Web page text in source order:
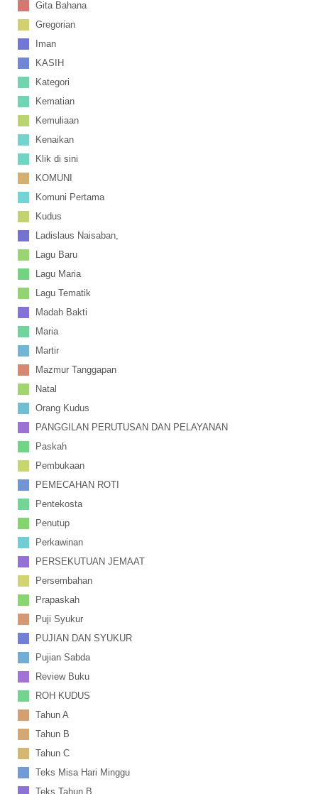
Gita Bahana
Gregorian
Iman
KASIH
Kategori
Kematian
Kemuliaan
Kenaikan
Klik di sini
KOMUNI
Komuni Pertama
Kudus
Ladislaus Naisaban,
Lagu Baru
Lagu Maria
Lagu Tematik
Madah Bakti
Maria
Martir
Mazmur Tanggapan
Natal
Orang Kudus
PANGGILAN PERUTUSAN DAN PELAYANAN
Paskah
Pembukaan
PEMECAHAN ROTI
Pentekosta
Penutup
Perkawinan
PERSEKUTUAN JEMAAT
Persembahan
Prapaskah
Puji Syukur
PUJIAN DAN SYUKUR
Pujian Sabda
Review Buku
ROH KUDUS
Tahun A
Tahun B
Tahun C
Teks Misa Hari Minggu
Teks Tahun B